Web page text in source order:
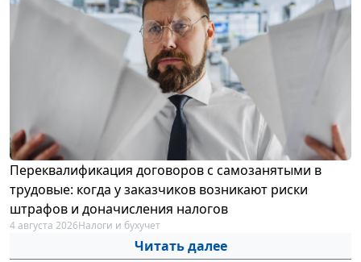
Переквалификация договоров с самозанятыми в
трудовые: когда у заказчиков возникают риски
штрафов и доначисления налогов
4 августа 2026Налоги и бухучет
Читать далее